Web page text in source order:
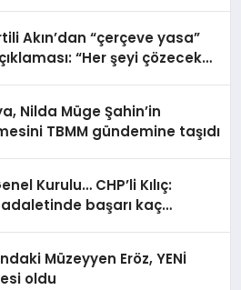
tahliye kararı verildi
Akın’dan “çerçeve yasa”
“Her şeyi çözecek
Nilda Müge Şahin’in
TBMM gündemine taşıdı
Kurulu… CHP’li Kılıç:
başarı kaç
ölçülür”
Müzeyyen Eröz, YENİ
oldu